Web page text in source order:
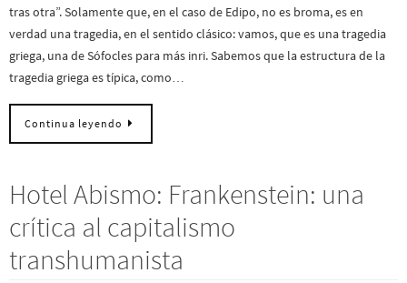
tras otra”. Solamente que, en el caso de Edipo, no es broma, es en
verdad una tragedia, en el sentido clásico: vamos, que es una tragedia
griega, una de Sófocles para más inri. Sabemos que la estructura de la
tragedia griega es típica, como…
Continua leyendo
Hotel Abismo: Frankenstein: una
crítica al capitalismo
transhumanista